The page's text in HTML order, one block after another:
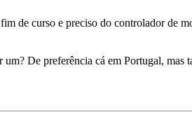
de curso e preciso do controlador de
um? De preferência cá em Portugal, mas